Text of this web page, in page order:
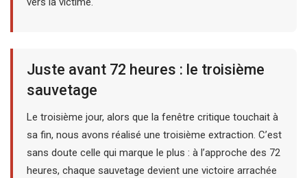
Juste avant 72 heures : le troisième
sauvetage
Le troisième jour, alors que la fenêtre critique touchait à
sa fin, nous avons réalisé une troisième extraction. C’est
sans doute celle qui marque le plus : à l’approche des 72
heures, chaque sauvetage devient une victoire arrachée